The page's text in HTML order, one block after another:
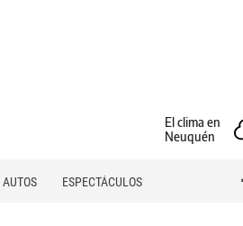
El clima en
Neuquén
AUTOS
ESPECTÁCULOS